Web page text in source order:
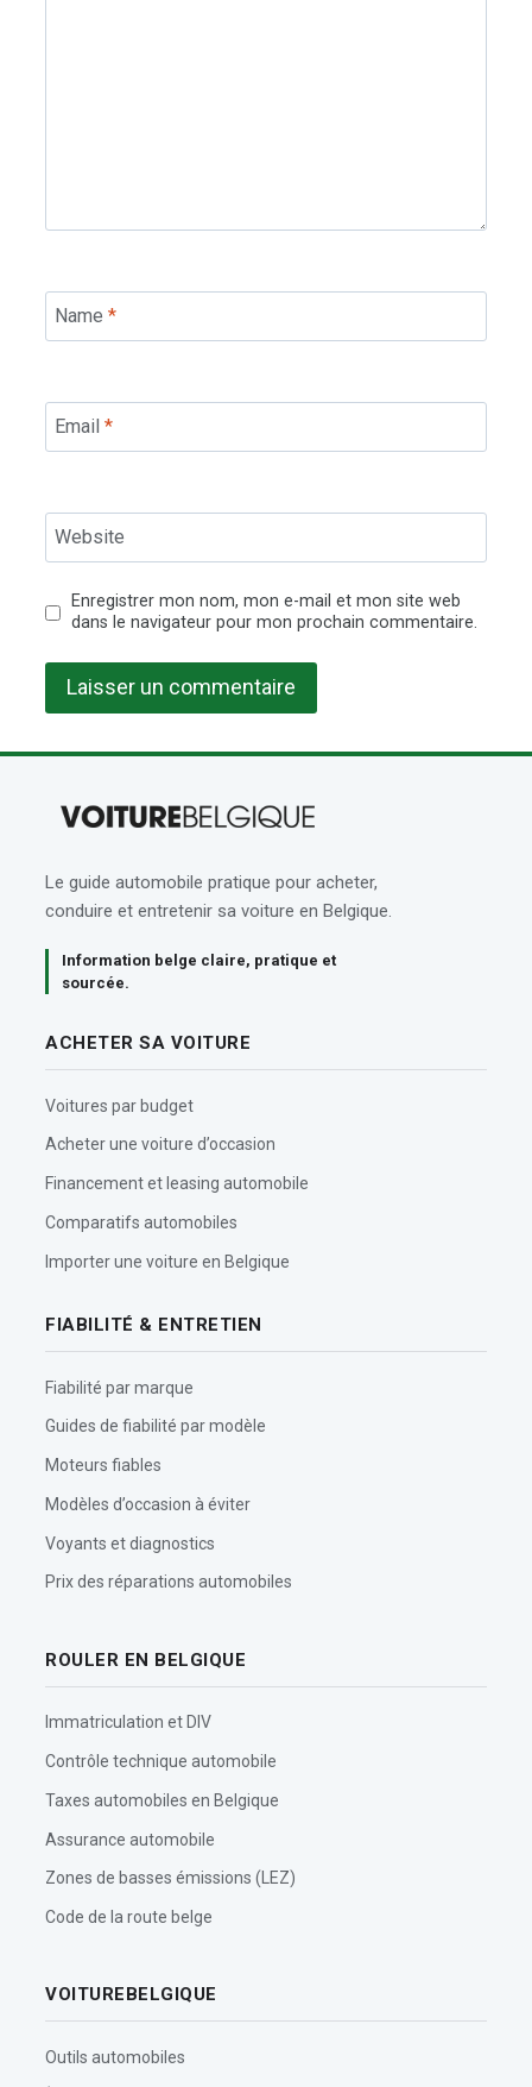
Name *
Email *
Website
Enregistrer mon nom, mon e-mail et mon site web
dans le navigateur pour mon prochain commentaire.
Le guide automobile pratique pour acheter,
conduire et entretenir sa voiture en Belgique.
Information belge claire, pratique et
sourcée.
ACHETER SA VOITURE
Voitures par budget
Acheter une voiture d’occasion
Financement et leasing automobile
Comparatifs automobiles
Importer une voiture en Belgique
FIABILITÉ & ENTRETIEN
Fiabilité par marque
Guides de fiabilité par modèle
Moteurs fiables
Modèles d’occasion à éviter
Voyants et diagnostics
Prix des réparations automobiles
ROULER EN BELGIQUE
Immatriculation et DIV
Contrôle technique automobile
Taxes automobiles en Belgique
Assurance automobile
Zones de basses émissions (LEZ)
Code de la route belge
VOITUREBELGIQUE
Outils automobiles